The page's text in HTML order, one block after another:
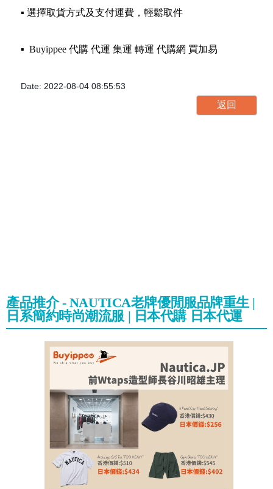
▪️ 選擇取貨方式及支付運費，輕鬆取件
▪️ Buyippee 代購 代運 集運 轉運 代購網 買加易
Date: 2022-08-04 08:55:53
產品推介 - NAUTICA老牌優閒服品牌重生 |
日系簡約時尚潮流服 | 日本代購 日本代運